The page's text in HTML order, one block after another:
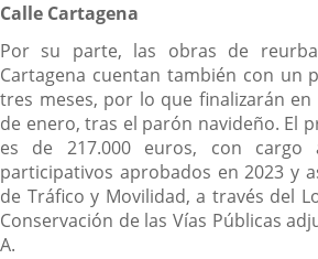
Calle Cartagena
Por su parte, las obras de
Cartagena cuentan también con un
tres meses, por lo que finalizarán en
de enero, tras el parón navideño. El
es de 217.000 euros, con cargo
participativos aprobados en 2023 y
de Tráfico y Movilidad, a través del
Conservación de las Vías Públicas
A.